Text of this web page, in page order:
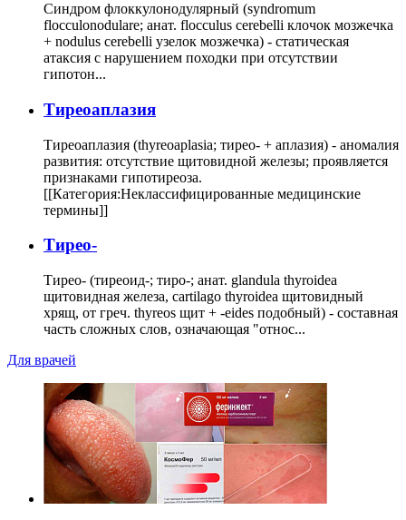
Синдром флоккулонодулярный (syndromum
flocculonodulare; анат. flocculus cerebelli клочок мозжечка
+ nodulus cerebelli узелок мозжечка) - статическая
атаксия с нарушением походки при отсутствии
гипотон...
Тиреоаплазия
Тиреоаплазия (thyreoaplasia; тирео- + аплазия) - аномалия
развития: отсутствие щитовидной железы; проявляется
признаками гипотиреоза.
[[Категория:Неклассифицированные медицинские
термины]]
Тирео-
Тирео- (тиреоид-; тиро-; анат. glandula thyroidea
щитовидная железа, cartilago thyroidea щитовидный
хрящ, от греч. thyreos щит + -eides подобный) - составная
часть сложных слов, означающая "относ...
Для врачей